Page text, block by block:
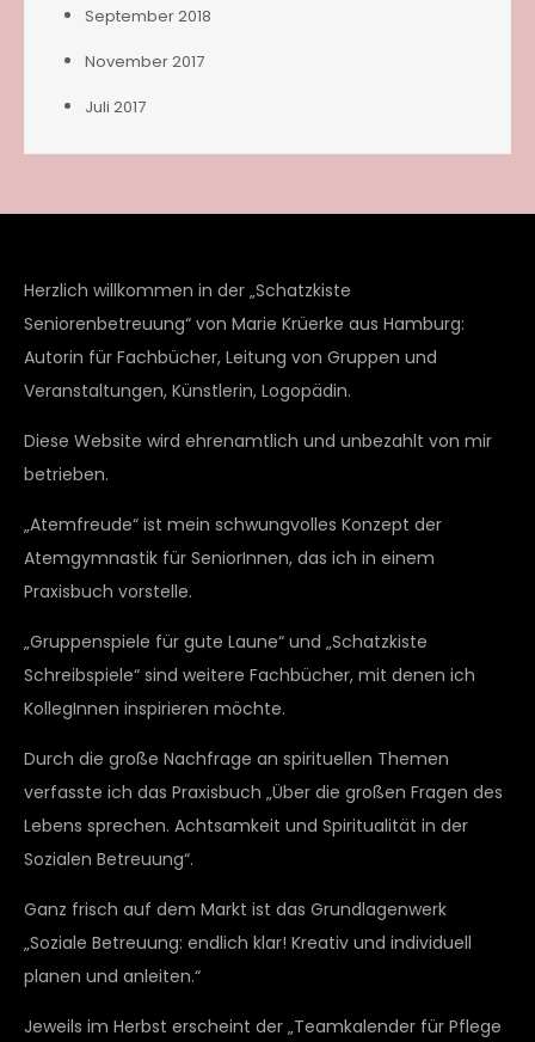
September 2018
November 2017
Juli 2017
Herzlich willkommen in der „Schatzkiste
Seniorenbetreuung“ von Marie Krüerke aus Hamburg:
Autorin für Fachbücher, Leitung von Gruppen und
Veranstaltungen, Künstlerin, Logopädin.
Diese Website wird ehrenamtlich und unbezahlt von mir
betrieben.
„Atemfreude“ ist mein schwungvolles Konzept der
Atemgymnastik für SeniorInnen, das ich in einem
Praxisbuch vorstelle.
„Gruppenspiele für gute Laune“ und „Schatzkiste
Schreibspiele“ sind weitere Fachbücher, mit denen ich
KollegInnen inspirieren möchte.
Durch die große Nachfrage an spirituellen Themen
verfasste ich das Praxisbuch „Über die großen Fragen des
Lebens sprechen. Achtsamkeit und Spiritualität in der
Sozialen Betreuung“.
Ganz frisch auf dem Markt ist das Grundlagenwerk
„Soziale Betreuung: endlich klar! Kreativ und individuell
planen und anleiten.“
Jeweils im Herbst erscheint der „Teamkalender für Pflege